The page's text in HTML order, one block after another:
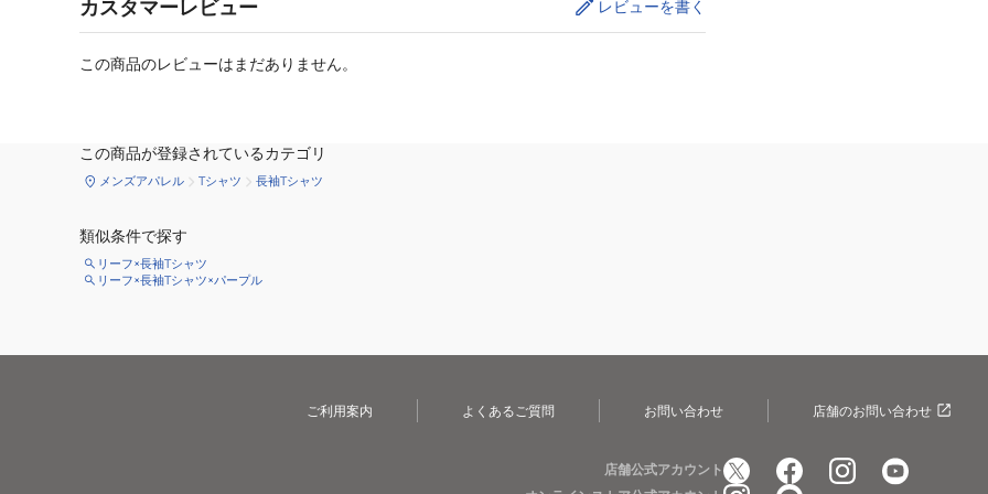
カスタマーレビュー レビューを書く
この商品のレビューはまだありません。
この商品が登録されているカテゴリ
メンズアパレル Tシャツ 長袖Tシャツ
類似条件で探す
リーフ×長袖Tシャツ
リーフ×長袖Tシャツ×パープル
ご利用案内 よくあるご質問 お問い合わせ 店舗のお問い合わせ
店舗公式アカウント